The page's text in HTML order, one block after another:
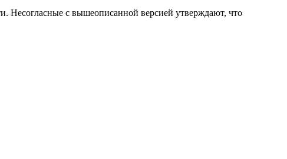
Несогласные с вышеописанной версией утверждают, что